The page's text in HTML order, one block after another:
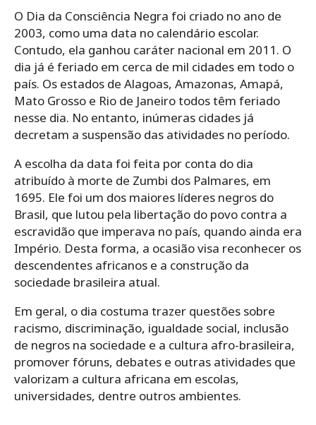
O Dia da Consciência Negra foi criado no ano de
2003, como uma data no calendário escolar.
Contudo, ela ganhou caráter nacional em 2011. O
dia já é feriado em cerca de mil cidades em todo o
país. Os estados de Alagoas, Amazonas, Amapá,
Mato Grosso e Rio de Janeiro todos têm feriado
nesse dia. No entanto, inúmeras cidades já
decretam a suspensão das atividades no período.
A escolha da data foi feita por conta do dia
atribuído à morte de Zumbi dos Palmares, em
1695. Ele foi um dos maiores líderes negros do
Brasil, que lutou pela libertação do povo contra a
escravidão que imperava no país, quando ainda era
Império. Desta forma, a ocasião visa reconhecer os
descendentes africanos e a construção da
sociedade brasileira atual.
Em geral, o dia costuma trazer questões sobre
racismo, discriminação, igualdade social, inclusão
de negros na sociedade e a cultura afro-brasileira,
promover fóruns, debates e outras atividades que
valorizam a cultura africana em escolas,
universidades, dentre outros ambientes.